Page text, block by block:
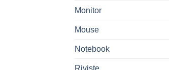
Monitor
Mouse
Notebook